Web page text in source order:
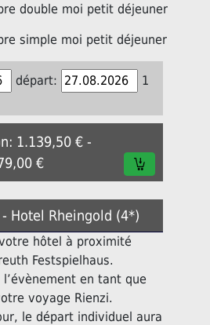
double moi petit déjeuner
simple moi petit déjeuner
départ:
1
1.139,50 € -
€
Hotel Rheingold (4*)
hôtel à proximité
Festspielhaus.
en tant que
voyage Rienzi.
le départ individuel aura